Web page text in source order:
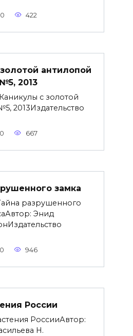
0 422
антилопой
№5, 2013
с золотой
2013Издательство
0 667
замка
разрушенного
Энид
0 946
России
РоссииАвтор:
Н.